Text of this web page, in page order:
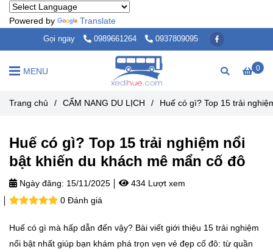
Powered by Translate
Gọi ngay 0989661264 0937809095
0
MENU
Trang chủ / CẨM NANG DU LỊCH / Huế có gì? Top 15 trải
Huế có gì? Top 15 trải nghiệm nổi
bật khiến du khách mê mẩn cố đô
Ngày đăng: 15/11/2025
434 Lượt xem
0 Đánh giá
Huế có gì mà hấp dẫn đến vậy? Bài viết giới thiệu 15 trải nghiệm
nổi bật nhất giúp bạn khám phá trọn vẹn vẻ đẹp cố đô: từ quần